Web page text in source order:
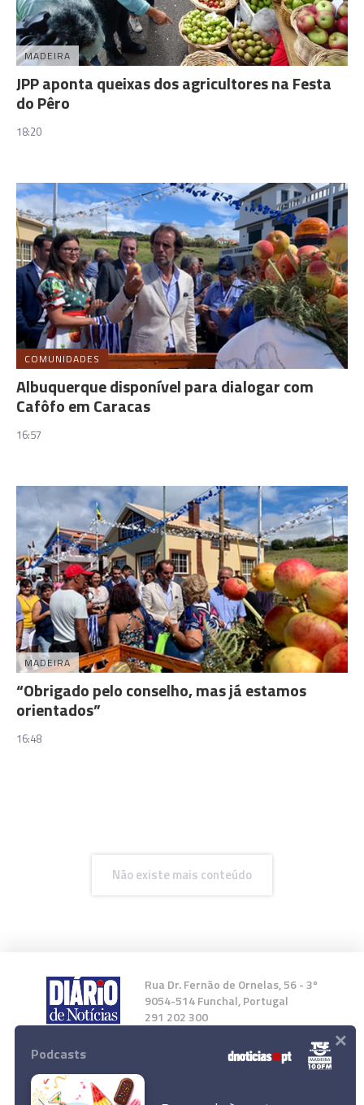
MADEIRA
JPP aponta queixas dos agricultores na Festa
do Pêro
18:20
COMUNIDADES
Albuquerque disponível para dialogar com
Cafôfo em Caracas
16:57
MADEIRA
“Obrigado pelo conselho, mas já estamos
orientados”
16:48
Não existe mais conteúdo
Rua Dr. Fernão de Ornelas, 56 - 3º
9054-514 Funchal, Portugal
291 202 300
Instale a nossa App
Podcasts ×